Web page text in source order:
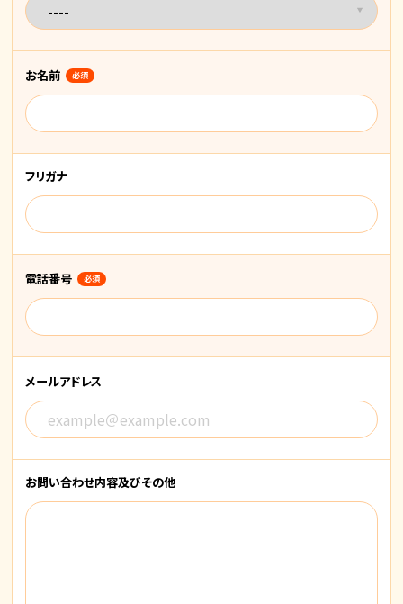
お名前 必須
フリガナ
電話番号 必須
メールアドレス
お問い合わせ内容及びその他